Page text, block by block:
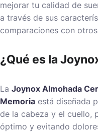
mejorar tu calidad de
a través de sus
comparaciones con
¿Qué es la
La Joynox Almohada
Memoria está diseñada
de la cabeza y el cuello,
óptimo y evitando